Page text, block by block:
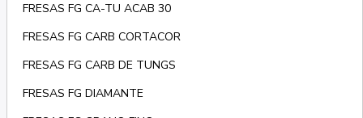
FRESAS FG CA-TU ACAB 30
FRESAS FG CARB CORTACOR
FRESAS FG CARB DE TUNGS
FRESAS FG DIAMANTE